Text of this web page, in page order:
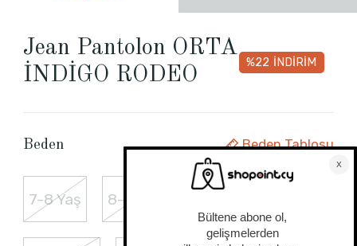
Jean Pantolon ORTA
İNDİGO RODEO
%22 İNDİRİM
Beden Beden Tablosu
7-8 Yaş 8-9 Yaş